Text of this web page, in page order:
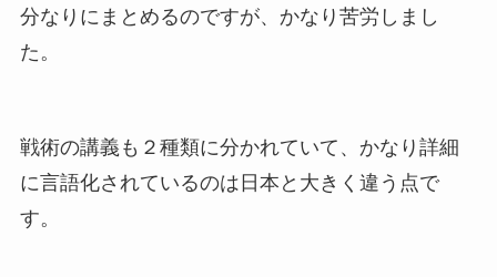
分なりにまとめるのですが、かなり苦労しまし
た。
戦術の講義も２種類に分かれていて、かなり詳細
に言語化されているのは日本と大きく違う点で
す。